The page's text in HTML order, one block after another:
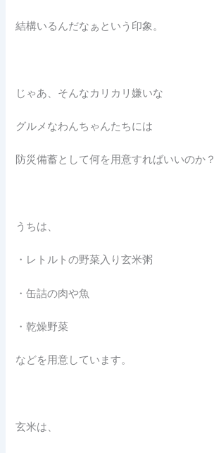
結構いるんだなぁという印象。
じゃあ、そんなカリカリ嫌いな
グルメなわんちゃんたちには
防災備蓄として何を用意すればいいのか？
うちは、
・レトルトの野菜入り玄米粥
・缶詰の肉や魚
・乾燥野菜
などを用意しています。
玄米は、